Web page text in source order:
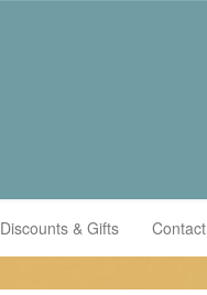
Discounts & Gifts Contact